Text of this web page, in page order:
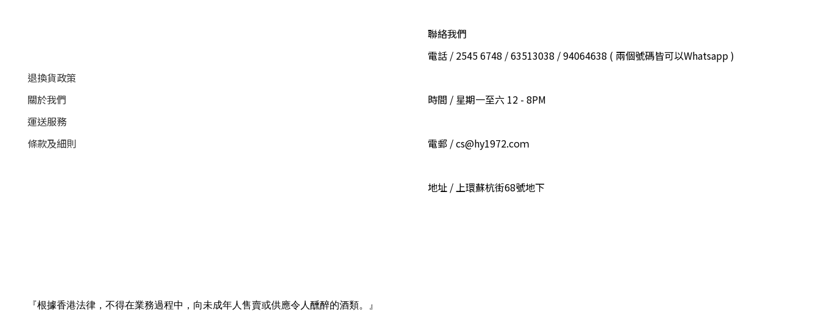
退換貨政策
關於我們
運送服務
條款及細則
聯絡我們
電話 / 2545 6748 / 63513038 / 94064638 ( 兩個號碼皆可以Whatsapp )
時間 / 星期一至六 12 - 8PM
電郵 / cs@hy1972.coｍ
地址 / 上環蘇杭街68號地下
『根據香港法律，不得在業務過程中，向未成年人售賣或供應令人醺醉的酒類。』